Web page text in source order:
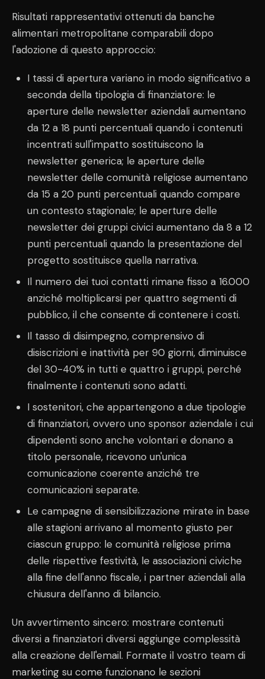
Risultati rappresentativi ottenuti da banche
alimentari metropolitane comparabili dopo
l'adozione di questo approccio:
I tassi di apertura variano in modo significativo a
seconda della tipologia di finanziatore: le
aperture delle newsletter aziendali aumentano
da 12 a 18 punti percentuali quando i contenuti
incentrati sull'impatto sostituiscono la
newsletter generica; le aperture delle
newsletter delle comunità religiose aumentano
da 15 a 20 punti percentuali quando compare
un contesto stagionale; le aperture delle
newsletter dei gruppi civici aumentano da 8 a 12
punti percentuali quando la presentazione del
progetto sostituisce quella narrativa.
Il numero dei tuoi contatti rimane fisso a 16.000
anziché moltiplicarsi per quattro segmenti di
pubblico, il che consente di contenere i costi.
Il tasso di disimpegno, comprensivo di
disiscrizioni e inattività per 90 giorni, diminuisce
del 30-40% in tutti e quattro i gruppi, perché
finalmente i contenuti sono adatti.
I sostenitori, che appartengono a due tipologie
di finanziatori, ovvero uno sponsor aziendale i cui
dipendenti sono anche volontari e donano a
titolo personale, ricevono un'unica
comunicazione coerente anziché tre
comunicazioni separate.
Le campagne di sensibilizzazione mirate in base
alle stagioni arrivano al momento giusto per
ciascun gruppo: le comunità religiose prima
delle rispettive festività, le associazioni civiche
alla fine dell'anno fiscale, i partner aziendali alla
chiusura dell'anno di bilancio.
Un avvertimento sincero: mostrare contenuti
diversi a finanziatori diversi aggiunge complessità
alla creazione dell'email. Formate il vostro team di
marketing su come funzionano le sezioni